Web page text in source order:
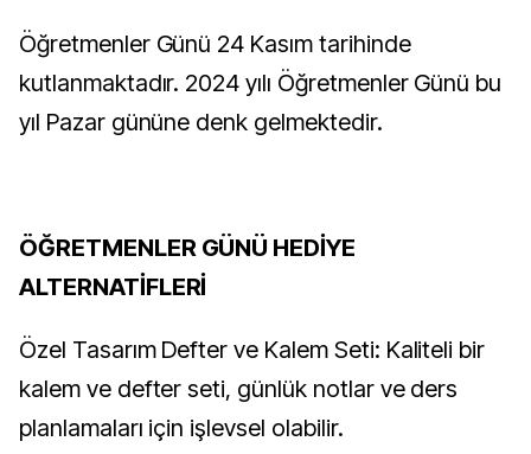
Öğretmenler Günü 24 Kasım tarihinde
kutlanmaktadır. 2024 yılı Öğretmenler Günü bu
yıl Pazar gününe denk gelmektedir.
ÖĞRETMENLER GÜNÜ HEDİYE
ALTERNATİFLERİ
Özel Tasarım Defter ve Kalem Seti: Kaliteli bir
kalem ve defter seti, günlük notlar ve ders
planlamaları için işlevsel olabilir.